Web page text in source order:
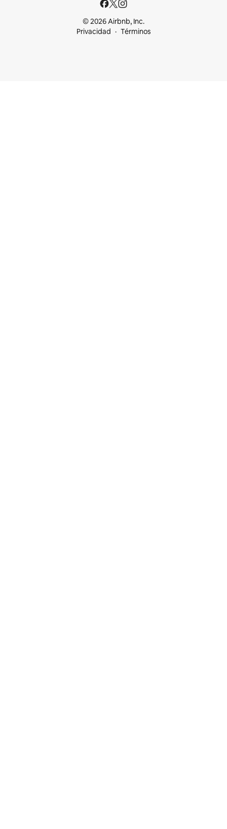
© 2026 Airbnb, Inc.
Privacidad
Términos